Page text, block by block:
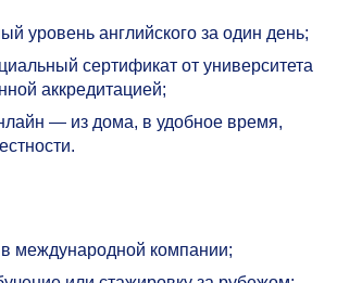
уровень английского за один день;
сертификат от университета
аккредитацией;
— из дома, в удобное время,
международной компании;